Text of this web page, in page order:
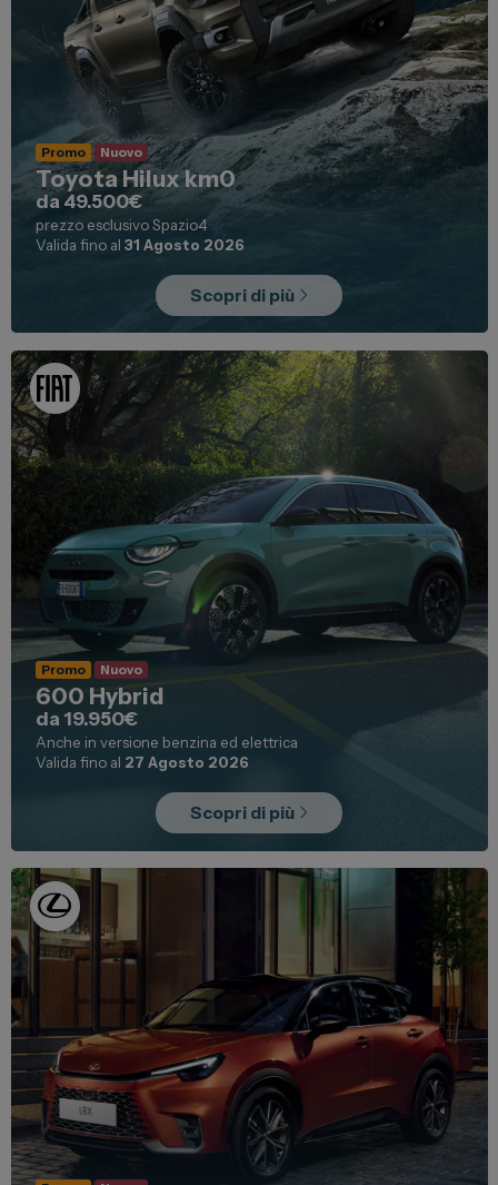
Promo Nuovo
Toyota Hilux km0
da 49.500€
prezzo esclusivo Spazio4
Valida fino al31 Agosto 2026
Scopri di più
Promo Nuovo
600 Hybrid
da 19.950€
Anche in versione benzina ed elettrica
Valida fino al 27 Agosto 2026
Scopri di più